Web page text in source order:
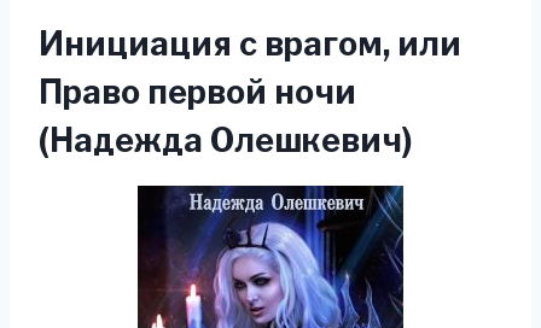
Инициация с врагом, или
Право первой ночи
(Надежда Олешкевич)